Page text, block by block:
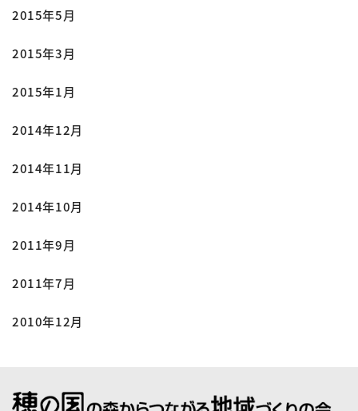
2015年5月
2015年3月
2015年1月
2014年12月
2014年11月
2014年10月
2011年9月
2011年7月
2010年12月